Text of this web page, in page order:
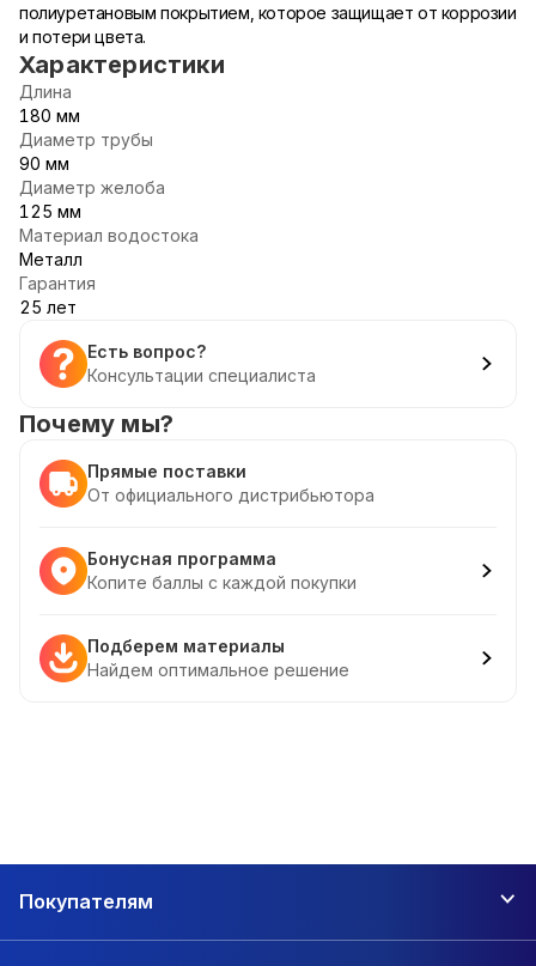
полиуретановым покрытием, которое защищает от коррозии
и потери цвета.
Характеристики
Длина
180 мм
Диаметр трубы
90 мм
Диаметр желоба
125 мм
Материал водостока
Металл
Гарантия
25 лет
Есть вопрос?
Консультации специалиста
Почему мы?
Прямые поставки
От официального дистрибьютора
Бонусная программа
Копите баллы с каждой покупки
Подберем материалы
Найдем оптимальное решение
Покупателям